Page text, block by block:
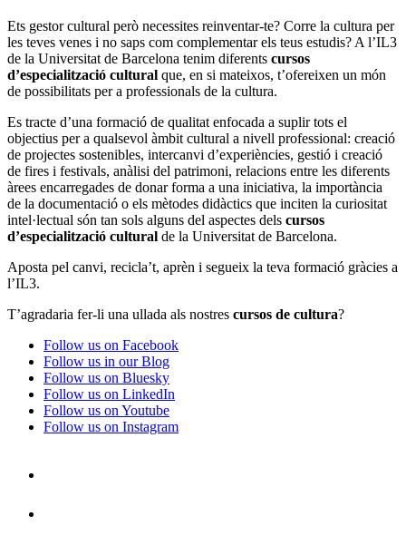
Ets gestor cultural però necessites reinventar-te? Corre la cultura per
les teves venes i no saps com complementar els teus estudis? A l’IL3
de la Universitat de Barcelona tenim diferents cursos
d’especialització cultural que, en si mateixos, t’ofereixen un món
de possibilitats per a professionals de la cultura.
Es tracte d’una formació de qualitat enfocada a suplir tots el
objectius per a qualsevol àmbit cultural a nivell professional: creació
de projectes sostenibles, intercanvi d’experiències, gestió i creació
de fires i festivals, anàlisi del patrimoni, relacions entre les diferents
àrees encarregades de donar forma a una iniciativa, la importància
de la documentació o els mètodes didàctics que inciten la curiositat
intel·lectual són tan sols alguns del aspectes dels cursos
d’especialització cultural de la Universitat de Barcelona.
Aposta pel canvi, recicla’t, aprèn i segueix la teva formació gràcies a
l’IL3.
T’agradaria fer-li una ullada als nostres cursos de cultura?
Follow us on Facebook
Follow us in our Blog
Follow us on Bluesky
Follow us on LinkedIn
Follow us on Youtube
Follow us on Instagram